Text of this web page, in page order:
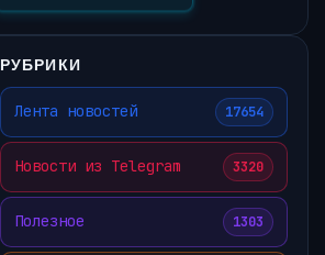
РУБРИКИ
Лента новостей 17654
Новости из Telegram 3320
Полезное 1303